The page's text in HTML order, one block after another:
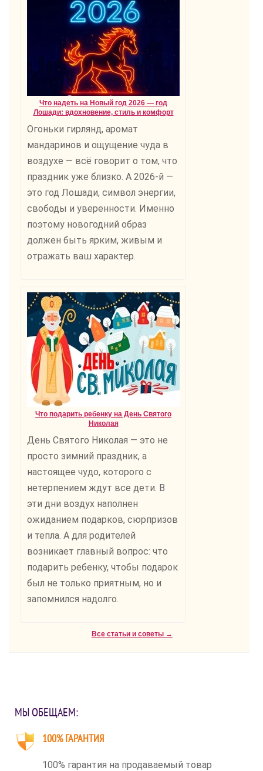
Что надеть на Новый год 2026 — год
Лошади: вдохновение, стиль и комфорт
Огоньки гирлянд, аромат
мандаринов и ощущение чуда в
воздухе — всё говорит о том, что
праздник уже близко. А 2026-й —
это год Лошади, символ энергии,
свободы и уверенности. Именно
поэтому новогодний образ
должен быть ярким, живым и
отражать ваш характер.
Что подарить ребенку на День Святого
Николая
День Святого Николая — это не
просто зимний праздник, а
настоящее чудо, которого с
нетерпением ждут все дети. В
эти дни воздух наполнен
ожиданием подарков, сюрпризов
и тепла. А для родителей
возникает главный вопрос: что
подарить ребенку, чтобы подарок
был не только приятным, но и
запомнился надолго.
Все статьи и советы →
МЫ ОБЕЩАЕМ:
100% ГАРАНТИЯ
100% гарантия на продаваемый товар